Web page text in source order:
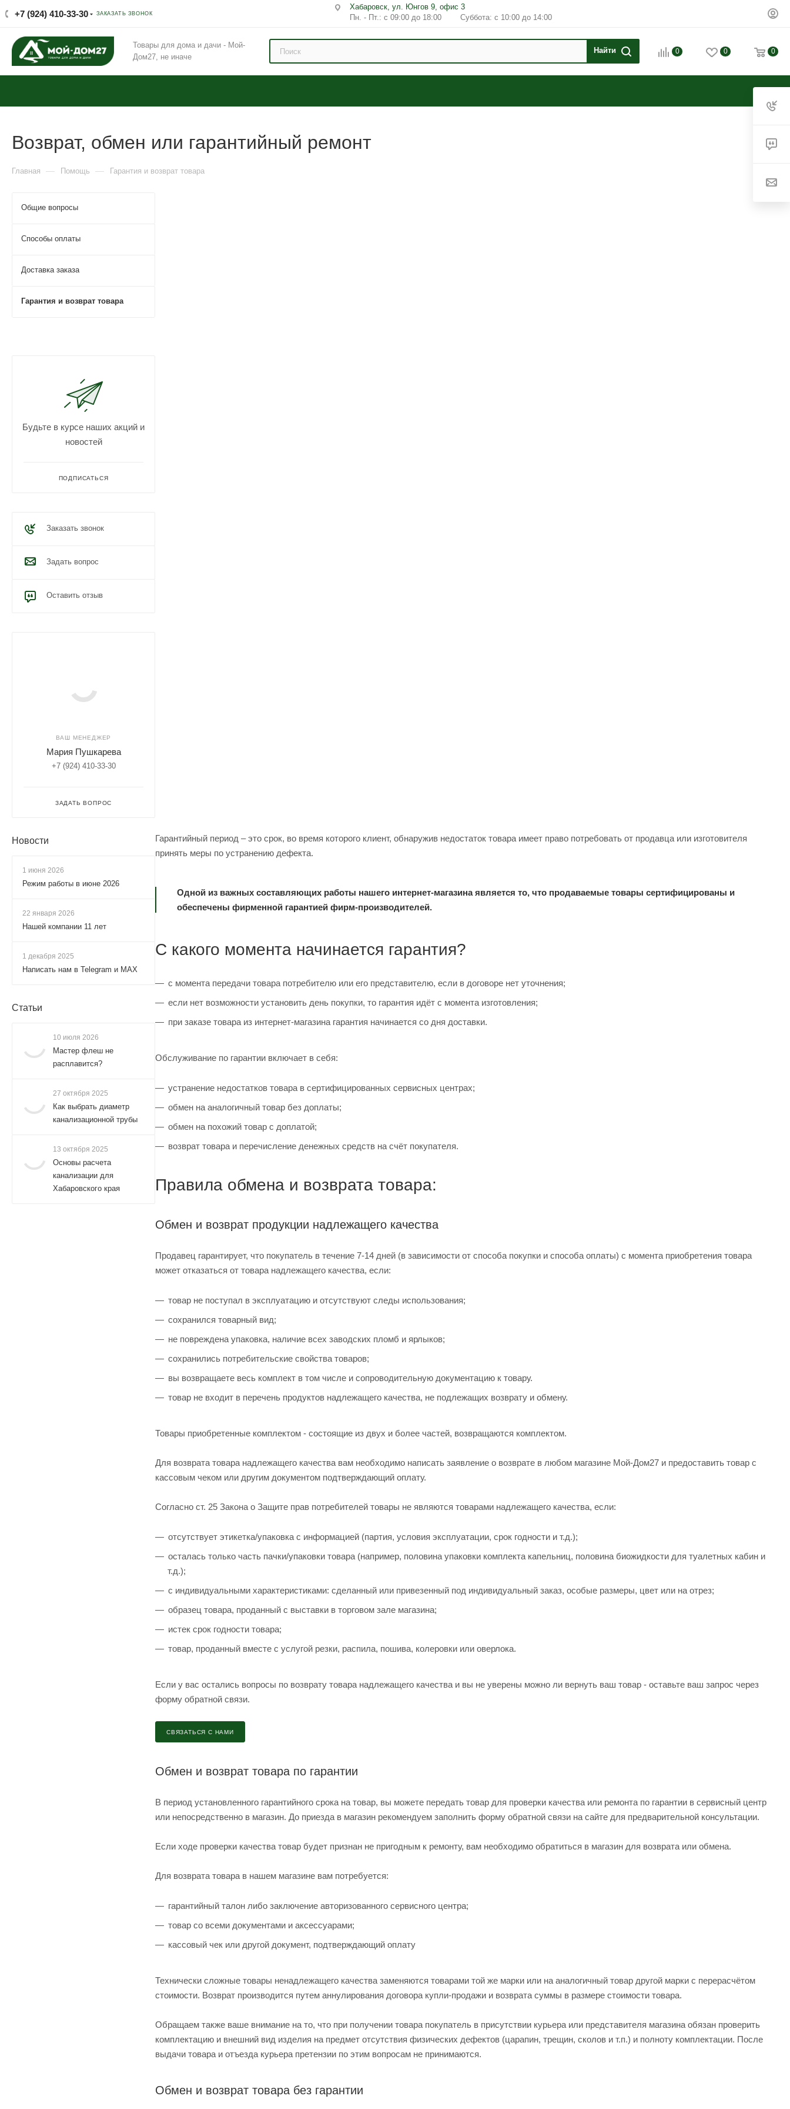
+7 (924) 410-33-30 ЗАКАЗАТЬ ЗВОНОК
Хабаровск, ул. Юнгов 9, офис 3
Пн. - Пт.: с 09:00 до 18:00 Суббота: с 10:00 до 14:00
Товары для дома и дачи - Мой-
Дом27, не иначе
0 0 0
Возврат, обмен или гарантийный ремонт
Главная — Помощь — Гарантия и возврат товара
Гарантийный период – это срок, во время которого клиент, обнаружив недостаток товара имеет право потребовать от продавца или изготовителя
принять меры по устранению дефекта.
Одной из важных составляющих работы нашего интернет-магазина является то, что продаваемые товары сертифицированы и
обеспечены фирменной гарантией фирм-производителей.
С какого момента начинается гарантия?
с момента передачи товара потребителю или его представителю, если в договоре нет уточнения;
если нет возможности установить день покупки, то гарантия идёт с момента изготовления;
при заказе товара из интернет-магазина гарантия начинается со дня доставки.
Обслуживание по гарантии включает в себя:
устранение недостатков товара в сертифицированных сервисных центрах;
обмен на аналогичный товар без доплаты;
обмен на похожий товар с доплатой;
возврат товара и перечисление денежных средств на счёт покупателя.
Правила обмена и возврата товара:
Обмен и возврат продукции надлежащего качества
Продавец гарантирует, что покупатель в течение 7-14 дней (в зависимости от способа покупки и способа оплаты) с момента приобретения товара
может отказаться от товара надлежащего качества, если:
товар не поступал в эксплуатацию и отсутствуют следы использования;
сохранился товарный вид;
не повреждена упаковка, наличие всех заводских пломб и ярлыков;
сохранились потребительские свойства товаров;
вы возвращаете весь комплект в том числе и сопроводительную документацию к товару.
товар не входит в перечень продуктов надлежащего качества, не подлежащих возврату и обмену.
Товары приобретенные комплектом - состоящие из двух и более частей, возвращаются комплектом.
Для возврата товара надлежащего качества вам необходимо написать заявление о возврате в любом магазине Мой-Дом27 и предоставить товар с
кассовым чеком или другим документом подтверждающий оплату.
Согласно ст. 25 Закона о Защите прав потребителей товары не являются товарами надлежащего качества, если:
отсутствует этикетка/упаковка с информацией (партия, условия эксплуатации, срок годности и т.д.);
осталась только часть пачки/упаковки товара (например, половина упаковки комплекта капельниц, половина биожидкости для туалетных кабин и
т.д.);
с индивидуальными характеристиками: сделанный или привезенный под индивидуальный заказ, особые размеры, цвет или на отрез;
образец товара, проданный с выставки в торговом зале магазина;
истек срок годности товара;
товар, проданный вместе с услугой резки, распила, пошива, колеровки или оверлока.
Если у вас остались вопросы по возврату товара надлежащего качества и вы не уверены можно ли вернуть ваш товар - оставьте ваш запрос через
форму обратной связи.
СВЯЗАТЬСЯ С НАМИ
Обмен и возврат товара по гарантии
В период установленного гарантийного срока на товар, вы можете передать товар для проверки качества или ремонта по гарантии в сервисный центр
или непосредственно в магазин. До приезда в магазин рекомендуем заполнить форму обратной связи на сайте для предварительной консультации.
Если ходе проверки качества товар будет признан не пригодным к ремонту, вам необходимо обратиться в магазин для возврата или обмена.
Для возврата товара в нашем магазине вам потребуется:
гарантийный талон либо заключение авторизованного сервисного центра;
товар со всеми документами и аксессуарами;
кассовый чек или другой документ, подтверждающий оплату
Технически сложные товары ненадлежащего качества заменяются товарами той же марки или на аналогичный товар другой марки с перерасчётом
стоимости. Возврат производится путем аннулирования договора купли-продажи и возврата суммы в размере стоимости товара.
Обращаем также ваше внимание на то, что при получении товара покупатель в присутствии курьера или представителя магазина обязан проверить
комплектацию и внешний вид изделия на предмет отсутствия физических дефектов (царапин, трещин, сколов и т.п.) и полноту комплектации. После
выдачи товара и отъезда курьера претензии по этим вопросам не принимаются.
Обмен и возврат товара без гарантии
Общие вопросы
Способы оплаты
Доставка заказа
Гарантия и возврат товара
Будьте в курсе наших акций и
новостей
ПОДПИСАТЬСЯ
Заказать звонок
Задать вопрос
Оставить отзыв
ВАШ МЕНЕДЖЕР
Мария Пушкарева
+7 (924) 410-33-30
ЗАДАТЬ ВОПРОС
Новости
1 июня 2026
Режим работы в июне 2026
22 января 2026
Нашей компании 11 лет
1 декабря 2025
Написать нам в Telegram и MAX
Статьи
10 июля 2026
Мастер флеш не
расплавится?
27 октября 2025
Как выбрать диаметр
канализационной трубы
13 октября 2025
Основы расчета
канализации для
Хабаровского края